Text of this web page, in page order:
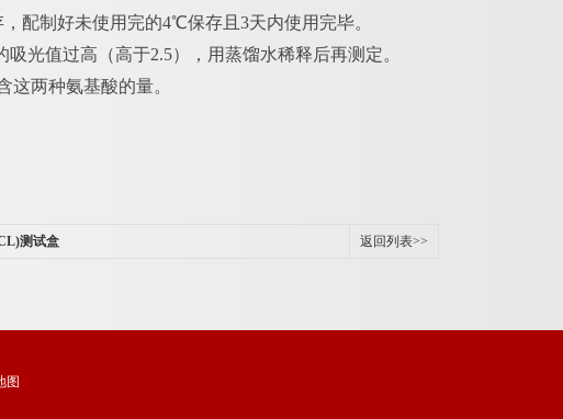
配制好未使用完的4℃保存且3天内使用完毕。
光值过高（高于2.5），用蒸馏水稀释后再测定。
这两种氨基酸的量。
测试盒 返回列表>>
图